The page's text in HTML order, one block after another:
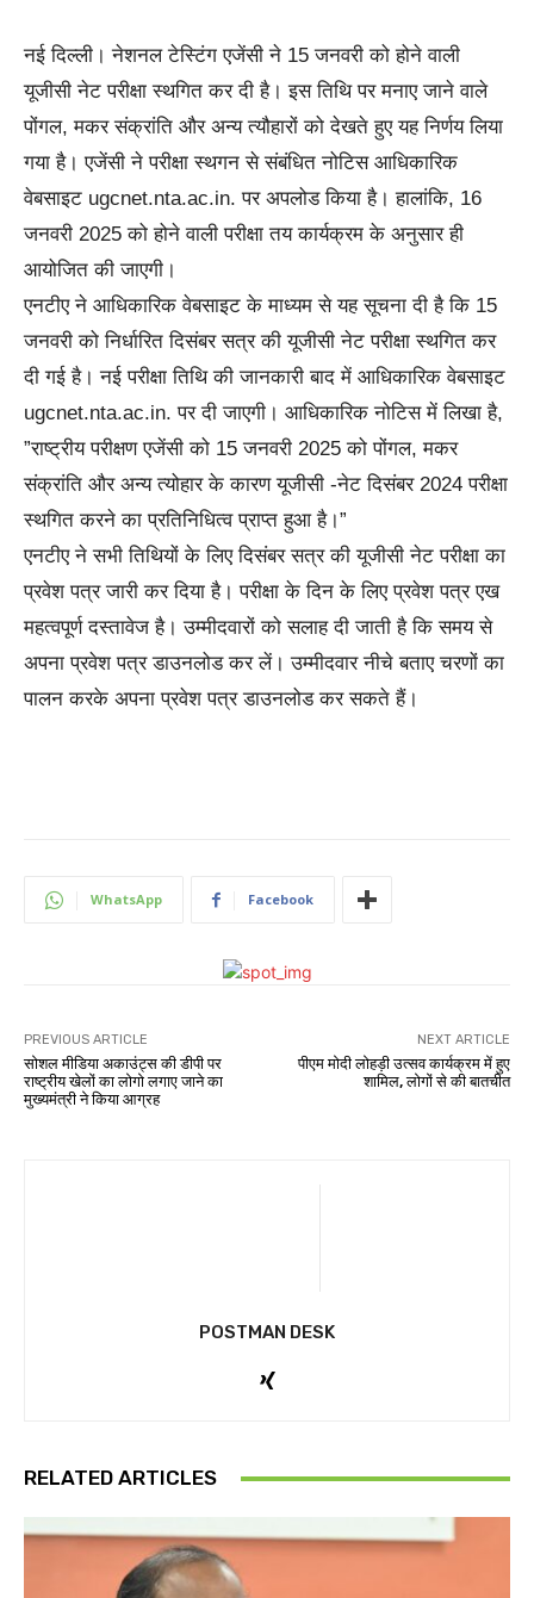
नई दिल्ली। नेशनल टेस्टिंग एजेंसी ने 15 जनवरी को होने वाली
यूजीसी नेट परीक्षा स्थगित कर दी है। इस तिथि पर मनाए जाने वाले
पोंगल, मकर संक्रांति और अन्य त्यौहारों को देखते हुए यह निर्णय लिया
गया है। एजेंसी ने परीक्षा स्थगन से संबंधित नोटिस आधिकारिक
वेबसाइट ugcnet.nta.ac.in. पर अपलोड किया है। हालांकि, 16
जनवरी 2025 को होने वाली परीक्षा तय कार्यक्रम के अनुसार ही
आयोजित की जाएगी।
एनटीए ने आधिकारिक वेबसाइट के माध्यम से यह सूचना दी है कि 15
जनवरी को निर्धारित दिसंबर सत्र की यूजीसी नेट परीक्षा स्थगित कर
दी गई है। नई परीक्षा तिथि की जानकारी बाद में आधिकारिक वेबसाइट
ugcnet.nta.ac.in. पर दी जाएगी। आधिकारिक नोटिस में लिखा है,
”राष्ट्रीय परीक्षण एजेंसी को 15 जनवरी 2025 को पोंगल, मकर
संक्रांति और अन्य त्योहार के कारण यूजीसी -नेट दिसंबर 2024 परीक्षा
स्थगित करने का प्रतिनिधित्व प्राप्त हुआ है।”
एनटीए ने सभी तिथियों के लिए दिसंबर सत्र की यूजीसी नेट परीक्षा का
प्रवेश पत्र जारी कर दिया है। परीक्षा के दिन के लिए प्रवेश पत्र एख
महत्वपूर्ण दस्तावेज है। उम्मीदवारों को सलाह दी जाती है कि समय से
अपना प्रवेश पत्र डाउनलोड कर लें। उम्मीदवार नीचे बताए चरणों का
पालन करके अपना प्रवेश पत्र डाउनलोड कर सकते हैं।
WhatsApp Facebook
PREVIOUS ARTICLE
सोशल मीडिया अकाउंट्स की डीपी पर
राष्ट्रीय खेलों का लोगो लगाए जाने का
मुख्यमंत्री ने किया आग्रह
NEXT ARTICLE
पीएम मोदी लोहड़ी उत्सव कार्यक्रम में हुए
शामिल, लोगों से की बातचीत
POSTMAN DESK
RELATED ARTICLES